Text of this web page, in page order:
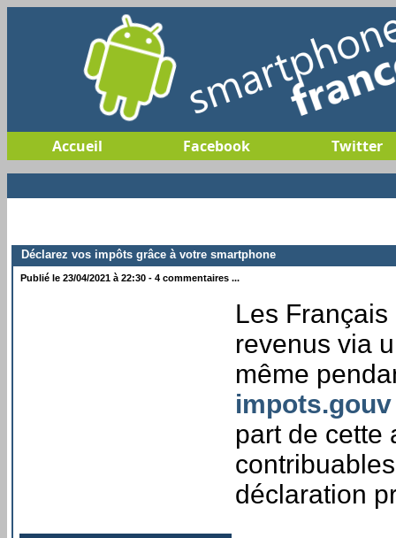
Accueil Facebook Twitter
Déclarez vos impôts grâce à votre smartphone
Publié le 23/04/2021 à 22:30 - 4 commentaires ...
Les
revenus via
même
impots.gouv
part de cette
déclaration